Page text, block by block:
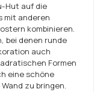
Hut auf die
mit anderen
kombinieren.
bei denen runde
auch
Formen
eine schöne
zu bringen.